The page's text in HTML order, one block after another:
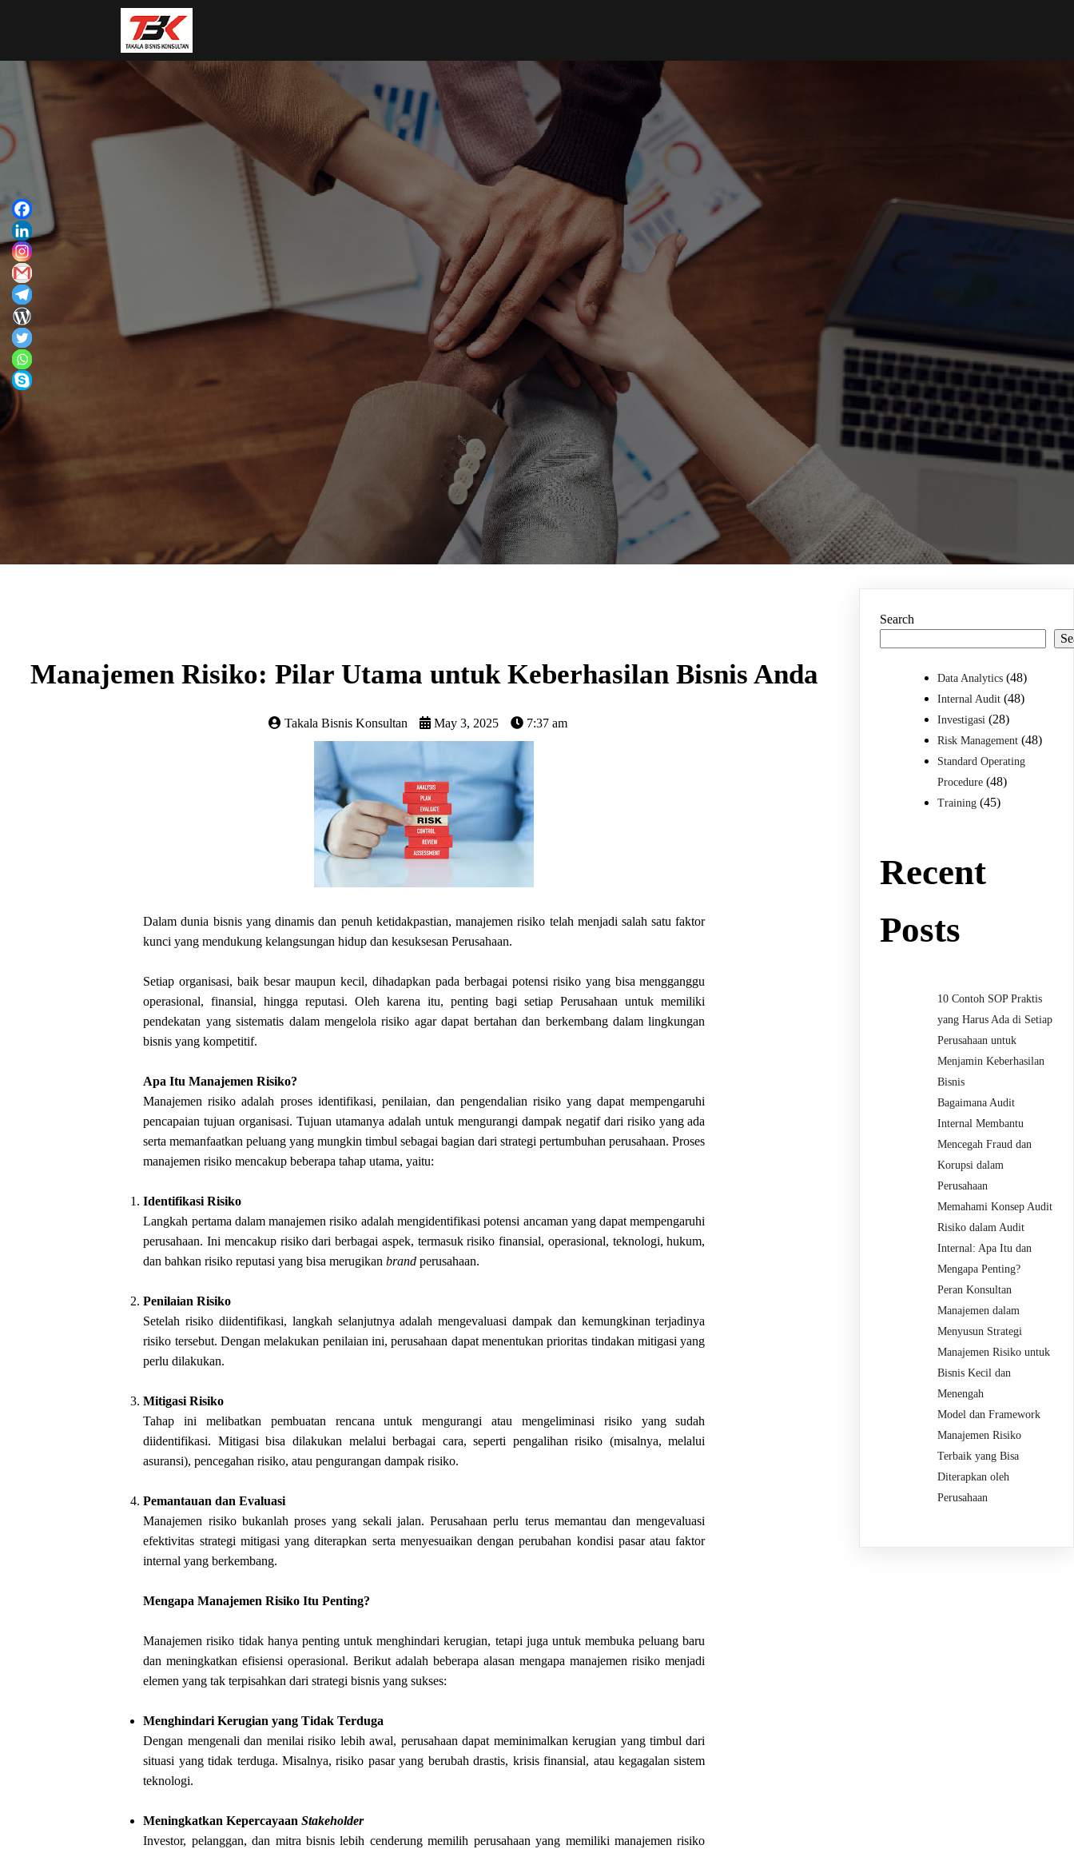
Manajemen Risiko: Pilar Utama untuk Keberhasilan Bisnis Anda
Takala Bisnis Konsultan May 3, 2025 7:37 am
Dalam dunia bisnis yang dinamis dan penuh ketidakpastian, manajemen risiko telah menjadi salah satu faktor
kunci yang mendukung kelangsungan hidup dan kesuksesan Perusahaan.
Setiap organisasi, baik besar maupun kecil, dihadapkan pada berbagai potensi risiko yang bisa mengganggu
operasional, finansial, hingga reputasi. Oleh karena itu, penting bagi setiap Perusahaan untuk memiliki
pendekatan yang sistematis dalam mengelola risiko agar dapat bertahan dan berkembang dalam lingkungan
bisnis yang kompetitif.
Apa Itu Manajemen Risiko?
Manajemen risiko adalah proses identifikasi, penilaian, dan pengendalian risiko yang dapat mempengaruhi
pencapaian tujuan organisasi. Tujuan utamanya adalah untuk mengurangi dampak negatif dari risiko yang ada
serta memanfaatkan peluang yang mungkin timbul sebagai bagian dari strategi pertumbuhan perusahaan. Proses
manajemen risiko mencakup beberapa tahap utama, yaitu:
Identifikasi Risiko
Langkah pertama dalam manajemen risiko adalah mengidentifikasi potensi ancaman yang dapat mempengaruhi
perusahaan. Ini mencakup risiko dari berbagai aspek, termasuk risiko finansial, operasional, teknologi, hukum,
dan bahkan risiko reputasi yang bisa merugikanbrand perusahaan.
Penilaian Risiko
Setelah risiko diidentifikasi, langkah selanjutnya adalah mengevaluasi dampak dan kemungkinan terjadinya
risiko tersebut. Dengan melakukan penilaian ini, perusahaan dapat menentukan prioritas tindakan mitigasi yang
perlu dilakukan.
Mitigasi Risiko
Tahap ini melibatkan pembuatan rencana untuk mengurangi atau mengeliminasi risiko yang sudah
diidentifikasi. Mitigasi bisa dilakukan melalui berbagai cara, seperti pengalihan risiko (misalnya, melalui
asuransi), pencegahan risiko, atau pengurangan dampak risiko.
Pemantauan dan Evaluasi
Manajemen risiko bukanlah proses yang sekali jalan. Perusahaan perlu terus memantau dan mengevaluasi
efektivitas strategi mitigasi yang diterapkan serta menyesuaikan dengan perubahan kondisi pasar atau faktor
internal yang berkembang.
Mengapa Manajemen Risiko Itu Penting?
Manajemen risiko tidak hanya penting untuk menghindari kerugian, tetapi juga untuk membuka peluang baru
dan meningkatkan efisiensi operasional. Berikut adalah beberapa alasan mengapa manajemen risiko menjadi
elemen yang tak terpisahkan dari strategi bisnis yang sukses:
Menghindari Kerugian yang Tidak Terduga
Dengan mengenali dan menilai risiko lebih awal, perusahaan dapat meminimalkan kerugian yang timbul dari
situasi yang tidak terduga. Misalnya, risiko pasar yang berubah drastis, krisis finansial, atau kegagalan sistem
teknologi.
Meningkatkan KepercayaanStakeholder
Investor, pelanggan, dan mitra bisnis lebih cenderung memilih perusahaan yang memiliki manajemen risiko
Search
Data Analytics (48)
Internal Audit (48)
Investigasi (28)
Risk Management (48)
Standard Operating
Procedure (48)
Training (45)
Recent
Posts
10 Contoh SOP Praktis
yang Harus Ada di Setiap
Perusahaan untuk
Menjamin Keberhasilan
Bisnis
Bagaimana Audit
Internal Membantu
Mencegah Fraud dan
Korupsi dalam
Perusahaan
Memahami Konsep Audit
Risiko dalam Audit
Internal: Apa Itu dan
Mengapa Penting?
Peran Konsultan
Manajemen dalam
Menyusun Strategi
Manajemen Risiko untuk
Bisnis Kecil dan
Menengah
Model dan Framework
Manajemen Risiko
Terbaik yang Bisa
Diterapkan oleh
Perusahaan